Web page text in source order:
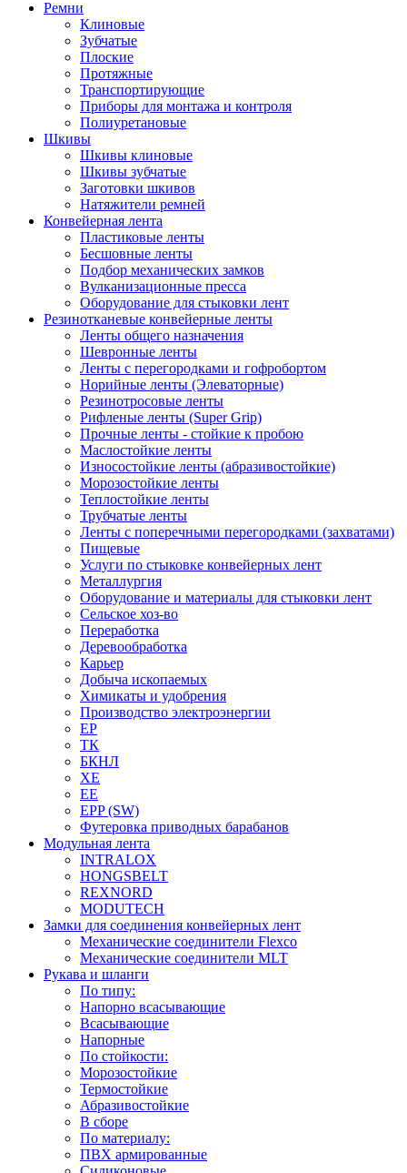
Ремни
Клиновые
Зубчатые
Плоские
Протяжные
Транспортирующие
Приборы для монтажа и контроля
Полиуретановые
Шкивы
Шкивы клиновые
Шкивы зубчатые
Заготовки шкивов
Натяжители ремней
Конвейерная лента
Пластиковые ленты
Бесшовные ленты
Подбор механических замков
Вулканизационные пресса
Оборудование для стыковки лент
Резинотканевые конвейерные ленты
Ленты общего назначения
Шевронные ленты
Ленты с перегородками и гофробортом
Норийные ленты (Элеваторные)
Резинотросовые ленты
Рифленые ленты (Super Grip)
Прочные ленты - стойкие к пробою
Маслостойкие ленты
Износостойкие ленты (абразивостойкие)
Морозостойкие ленты
Теплостойкие ленты
Трубчатые ленты
Ленты с поперечными перегородками (захватами)
Пищевые
Услуги по стыковке конвейерных лент
Металлургия
Оборудование и материалы для стыковки лент
Сельское хоз-во
Переработка
Деревообработка
Карьер
Добыча ископаемых
Химикаты и удобрения
Производство электроэнергии
EP
ТК
БКНЛ
XE
EE
EPP (SW)
Футеровка приводных барабанов
Модульная лента
INTRALOX
HONGSBELT
REXNORD
MODUTECH
Замки для соединения конвейерных лент
Механические соединители Flexco
Механические соединители MLT
Рукава и шланги
По типу:
Напорно всасывающие
Всасывающие
Напорные
По стойкости:
Морозостойкие
Термостойкие
Абразивостойкие
В сборе
По материалу:
ПВХ армированные